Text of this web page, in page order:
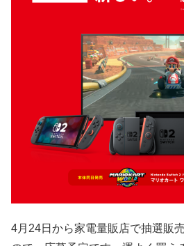
4月24日から家電量販店で抽選販